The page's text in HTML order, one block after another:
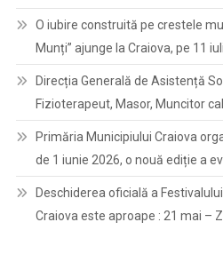
O iubire construită pe crestele
Munți” ajunge la Craiova, pe 11
Direcția Generală de Asistență
Fizioterapeut, Masor, Muncitor
Primăria Municipiului Craiova
de 1 iunie 2026, o nouă ediție a
Deschiderea oficială a
Craiova este aproape : 21 mai –